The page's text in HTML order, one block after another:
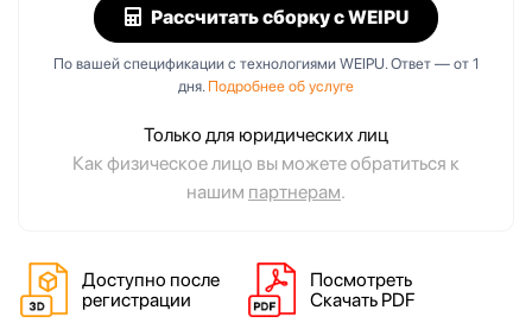
Рассчитать сборкус WEIPU
По вашей спецификации с технологиями WEIPU. Ответ — от 1
дня. Подробнее об услуге
Только для юридических лиц
Как физическое лицо вы можете обратиться к
нашим партнерам.
Доступно после
регистрации
Посмотреть
Скачать PDF